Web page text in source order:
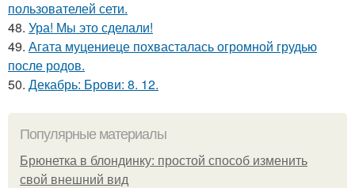
пользователей сети.
48. Ура! Мы это сделали!
49. Агата муцениеце похвасталась огромной грудью
после родов.
50. Декабрь: Брови: 8. 12.
Популярные материалы
Брюнетка в блондинку: простой способ изменить
свой внешний вид